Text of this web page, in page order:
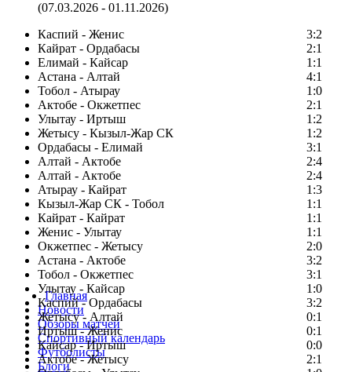
(07.03.2026 - 01.11.2026)
Каспий - Женис
3:2
Кайрат - Ордабасы
2:1
Елимай - Кайсар
1:1
Астана - Алтай
4:1
Тобол - Атырау
1:0
Актобе - Окжетпес
2:1
Улытау - Иртыш
1:2
Жетысу - Кызыл-Жар СК
1:2
Ордабасы - Елимай
3:1
Алтай - Актобе
2:4
Алтай - Актобе
2:4
Атырау - Кайрат
1:3
Кызыл-Жар СК - Тобол
1:1
Кайрат - Кайрат
1:1
Женис - Улытау
1:1
Окжетпес - Жетысу
2:0
Астана - Актобе
3:2
Тобол - Окжетпес
3:1
Улытау - Кайсар
1:0
Каспий - Ордабасы
3:2
Жетысу - Алтай
0:1
Иртыш - Женис
0:1
Кайсар - Иртыш
0:0
Актобе - Жетысу
2:1
Главная
Новости
Обзоры матчей
Спортивный календарь
Футболисты
Блоги